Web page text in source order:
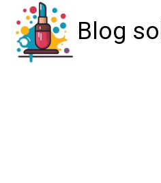
Blog